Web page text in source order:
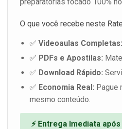
O que você recebe neste
✅ Videoaulas Completas:
✅ PDFs e Apostilas:
✅ Download Rápido:
✅ Economia Real: Pague
mesmo conteúdo.
⚡ Entrega Imediata